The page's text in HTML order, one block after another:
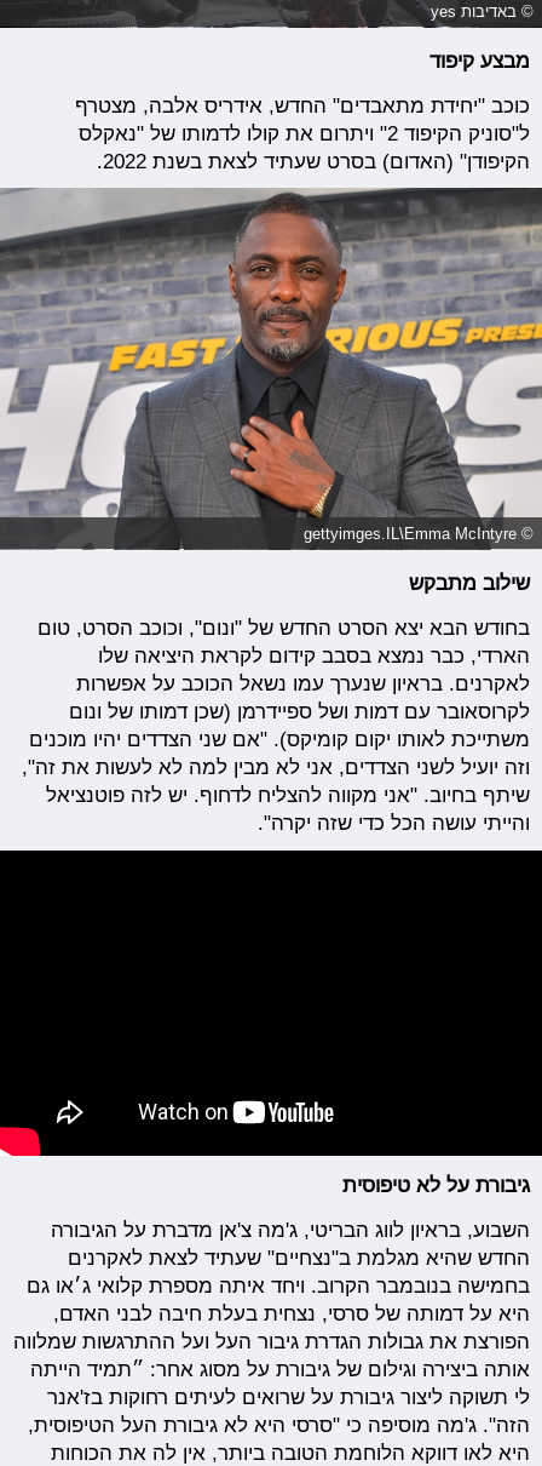
© באדיבות yes
מבצע קיפוד
כוכב "יחידת מתאבדים" החדש, אידריס אלבה, מצטרף
ל"סוניק הקיפוד 2" ויתרום את קולו לדמותו של "נאקלס
הקיפודן" (האדום) בסרט שעתיד לצאת בשנת 2022.
© gettyimges.IL\Emma McIntyre
שילוב מתבקש
בחודש הבא יצא הסרט החדש של "ונום", וכוכב הסרט, טום
הארדי, כבר נמצא בסבב קידום לקראת היציאה שלו
לאקרנים. בראיון שנערך עמו נשאל הכוכב על אפשרות
לקרוסאובר עם דמות ושל ספיידרמן (שכן דמותו של ונום
משתייכת לאותו יקום קומיקס). "אם שני הצדדים יהיו מוכנים
וזה יועיל לשני הצדדים, אני לא מבין למה לא לעשות את זה",
שיתף בחיוב. "אני מקווה להצליח לדחוף. יש לזה פוטנציאל
והייתי עושה הכל כדי שזה יקרה".
גיבורת על לא טיפוסית
השבוע, בראיון לווג הבריטי, ג'מה צ'אן מדברת על הגיבורה
החדש שהיא מגלמת ב"נצחיים" שעתיד לצאת לאקרנים
בחמישה בנובמבר הקרוב. ויחד איתה מספרת קלואי ג׳או גם
היא על דמותה של סרסי, נצחית בעלת חיבה לבני האדם,
הפורצת את גבולות הגדרת גיבור העל ועל ההתרגשות שמלווה
אותה ביצירה וגילום של גיבורת על מסוג אחר: ״תמיד הייתה
לי תשוקה ליצור גיבורת על שרואים לעיתים רחוקות בז'אנר
הזה". ג'מה מוסיפה כי "סרסי היא לא גיבורת העל הטיפוסית,
היא לאו דווקא הלוחמת הטובה ביותר, אין לה את הכוחות